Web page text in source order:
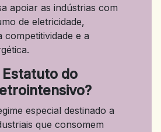
apoiar as indústrias com
de eletricidade,
competitividade e a
Estatuto do
especial destinado a
que consomem